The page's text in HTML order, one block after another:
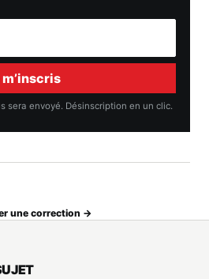
m’inscris
sera envoyé. Désinscription en un clic.
une correction →